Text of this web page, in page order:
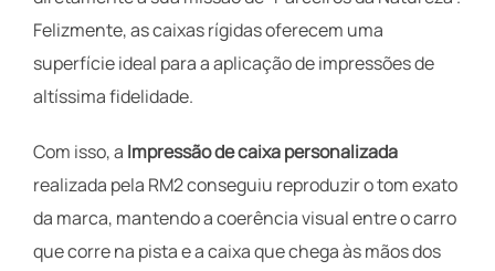
Felizmente, as caixas rígidas oferecem uma
superfície ideal para a aplicação de impressões de
altíssima fidelidade.
Com isso, a Impressão de caixa personalizada
realizada pela RM2 conseguiu reproduzir o tom exato
da marca, mantendo a coerência visual entre o carro
que corre na pista e a caixa que chega às mãos dos